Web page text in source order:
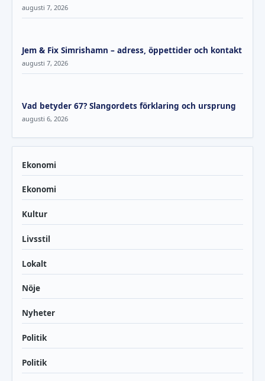
augusti 7, 2026
Jem & Fix Simrishamn – adress, öppettider och kontakt
augusti 7, 2026
Vad betyder 67? Slangordets förklaring och ursprung
augusti 6, 2026
Ekonomi
Ekonomi
Kultur
Livsstil
Lokalt
Nöje
Nyheter
Politik
Politik